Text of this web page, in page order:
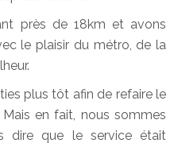
près de 18km et avons
le plaisir du métro, de la
plus tôt afin de refaire le
en fait, nous sommes
dire que le service était